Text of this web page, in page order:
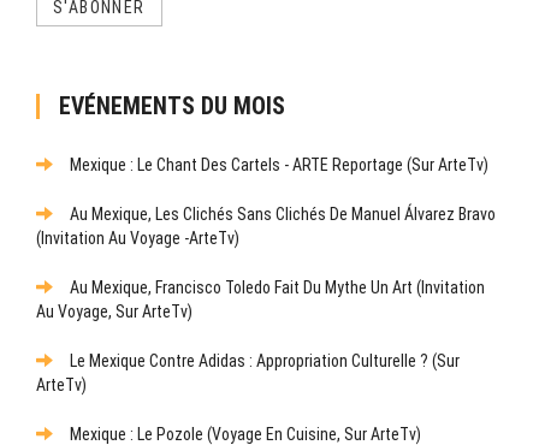
S'ABONNER
EVÉNEMENTS DU MOIS
Mexique : Le Chant Des Cartels - ARTE Reportage (sur ArteTv)
Au Mexique, Les Clichés Sans Clichés De Manuel Álvarez Bravo
(Invitation Au Voyage -ArteTv)
Au Mexique, Francisco Toledo Fait Du Mythe Un Art (Invitation
Au Voyage, Sur ArteTv)
Le Mexique Contre Adidas : Appropriation Culturelle ? (sur
ArteTv)
Mexique : Le Pozole (Voyage En Cuisine, Sur ArteTv)